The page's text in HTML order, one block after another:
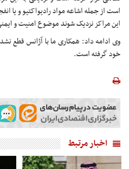
است از جمله اشاعه مواد رادیواکتیو و یا
این مراکز نزدیک شوند موضوع امنیت و
وی ادامه داد: همکاری ما با آژانس قطع
خود گرفته است.
اخبار مرتبط